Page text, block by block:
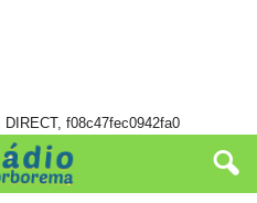
f08c47fec0942fa0